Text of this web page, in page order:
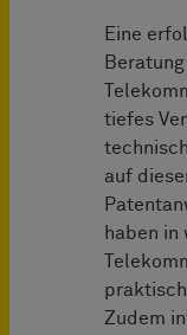
Eine
tiefes
auf
haben
Zudem